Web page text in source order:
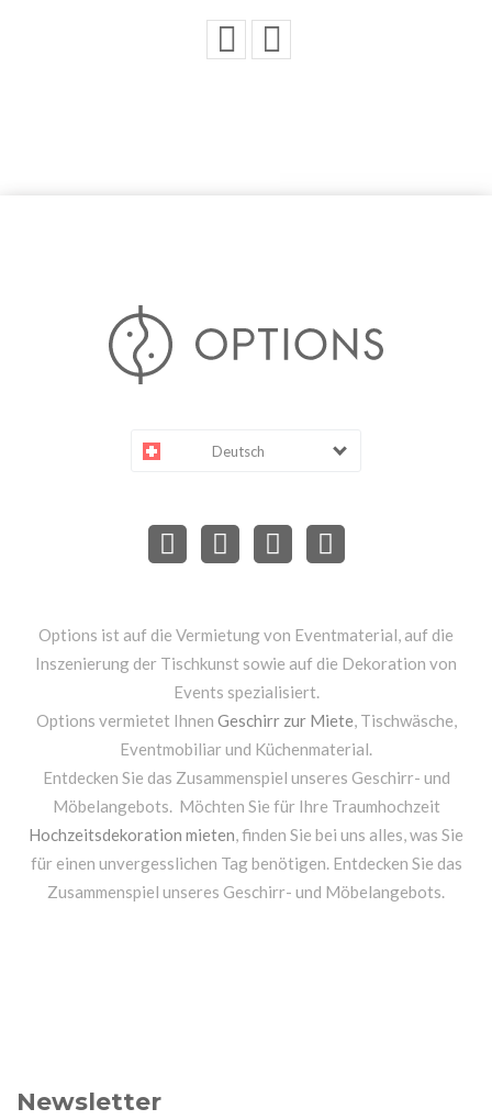
Deutsch
Options ist auf die Vermietung von Eventmaterial, auf die
Inszenierung der Tischkunst sowie auf die Dekoration von
Events spezialisiert.
Options vermietet Ihnen Geschirr zur Miete, Tischwäsche,
Eventmobiliar und Küchenmaterial.
Entdecken Sie das Zusammenspiel unseres Geschirr- und
Möbelangebots. Möchten Sie für Ihre Traumhochzeit
Hochzeitsdekoration mieten, finden Sie bei uns alles, was Sie
für einen unvergesslichen Tag benötigen. Entdecken Sie das
Zusammenspiel unseres Geschirr- und Möbelangebots.
Newsletter